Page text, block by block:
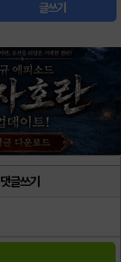
글쓰기
댓글쓰기